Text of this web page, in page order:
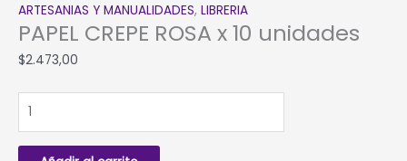
ARTESANIAS Y MANUALIDADES, LIBRERIA
PAPEL CREPE ROSA x 10 unidades
$2.473,00
CREPE